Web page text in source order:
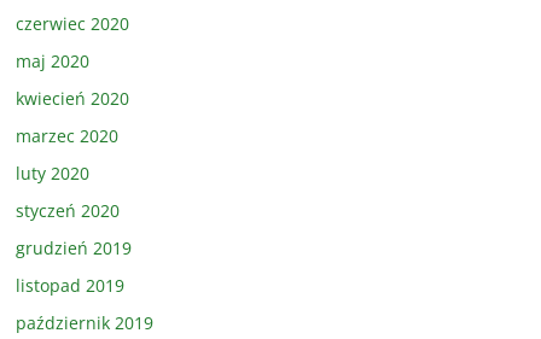
czerwiec 2020
maj 2020
kwiecień 2020
marzec 2020
luty 2020
styczeń 2020
grudzień 2019
listopad 2019
październik 2019